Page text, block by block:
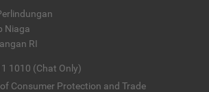
Niaga
RI
1010 (Chat Only)
Consumer Protection and Trade